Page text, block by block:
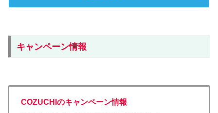
キャンペーン情報
COZUCHIのキャンペーン情報